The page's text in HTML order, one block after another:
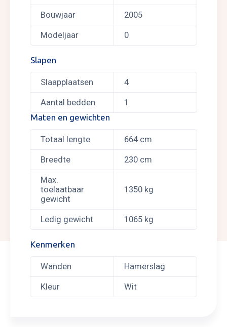
Bouwjaar 2005
Modeljaar 0
Slapen
Slaapplaatsen 4
Aantal bedden
1
Maten en gewichten
Totaal lengte 664 cm
Breedte 230 cm
Max.
toelaatbaar
gewicht
1350 kg
Ledig gewicht 1065 kg
Kenmerken
Wanden Hamerslag
Kleur Wit